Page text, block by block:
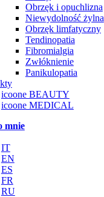
Obrzęk i opuchlizna
Niewydolność żylna
Obrzęk limfatyczny
Tendinopatia
Fibromialgia
Zwłóknienie
Panikulopatia
icoone BEAUTY
icoone MEDICAL
mnie
IT
EN
ES
FR
RU